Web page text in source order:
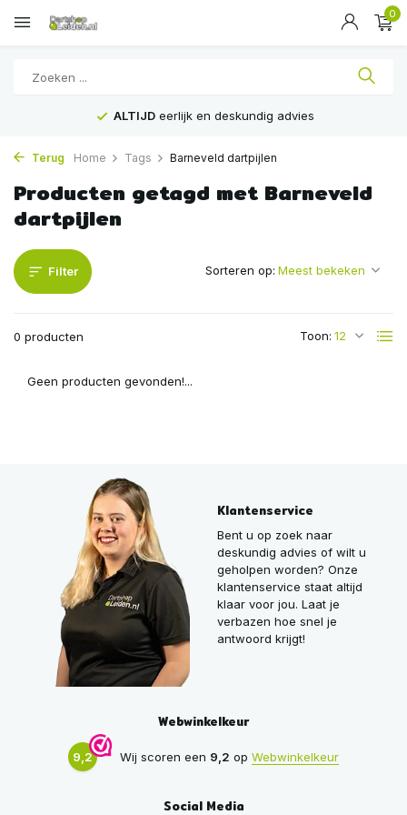
0
ALTIJD eerlijk en deskundig advies
Terug Home Tags Barneveld dartpijlen
Producten getagd met Barneveld
dartpijlen
Filter
0 producten Toon:
Sorteren op:
Geen producten gevonden!...
Klantenservice
Bent u op zoek naar
deskundig advies of wilt u
geholpen worden? Onze
klantenservice staat altijd
klaar voor jou. Laat je
verbazen hoe snel je
antwoord krijgt!
Webwinkelkeur
9,2 Wij scoren een 9,2 op Webwinkelkeur
Social Media